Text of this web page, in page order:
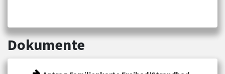
Dokumente